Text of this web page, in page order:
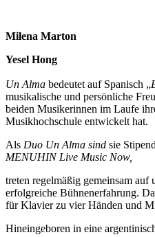
Milena Marton
Yesel Hong
Un Alma bedeutet auf Spanisch „
musikalische und persönliche
beiden Musikerinnen im Laufe
Musikhochschule entwickelt hat.
Als Duo Un Alma sind sie
MENUHIN Live Music Now,
treten regelmäßig gemeinsam auf
erfolgreiche Bühnenerfahrung.
für Klavier zu vier Händen und
Hineingeboren in eine